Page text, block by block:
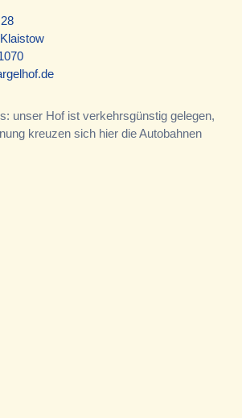
unser Hof ist verkehrsgünstig gelegen,
kreuzen sich hier die Autobahnen